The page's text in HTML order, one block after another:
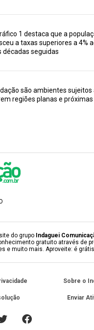
1 destaca que a
a taxas superiores a 4%
décadas seguidas
são ambientes sujeitos
regiões planas e próximas
do grupo Indaguei
gratuito através de
e muito mais. Aproveite: é
Sobre o
Enviar